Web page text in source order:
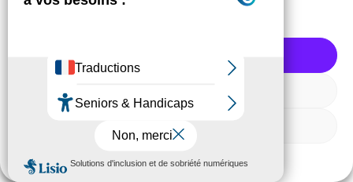
Voir les préférences
Politique de cookiesMentions légales